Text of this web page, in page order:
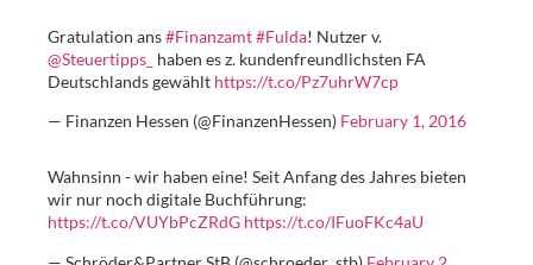
Gratulation ans#Finanzamt#Fulda! Nutzer v.
@Steuertipps_ haben es z. kundenfreundlichsten FA
Deutschlands gewählt https://t.co/Pz7uhrW7cp
— Finanzen Hessen (@FinanzenHessen) February 1, 2016
Wahnsinn - wir haben eine! Seit Anfang des Jahres bieten
wir nur noch digitale Buchführung:
https://t.co/VUYbPcZRdG https://t.co/IFuoFKc4aU